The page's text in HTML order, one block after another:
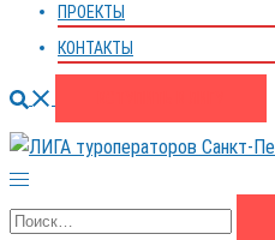
ПРОЕКТЫ
КОНТАКТЫ
Поиск
Переключатель
меню
Найти: